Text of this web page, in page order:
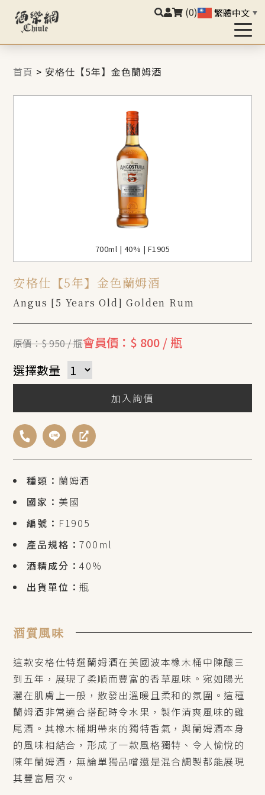
(0) 繁體中文 ▼
首頁 > 安格仕【5年】金色蘭姆酒
700ml | 40% | F1905
安格仕【5年】金色蘭姆酒
Angus [5 Years Old] Golden Rum
種類： 蘭姆酒
國家： 美國
編號： F1905
產品規格：700ml
酒精成分：40%
出貨單位：瓶
原價：$ 950 / 瓶會員價：$ 800 / 瓶
選擇數量
加入詢價
酒質風味
這款安格仕特選蘭姆酒在美國波本橡木桶中陳釀三
到五年，展現了柔順而豐富的香草風味。宛如陽光
灑在肌膚上一般，散發出溫暖且柔和的氛圍。這種
蘭姆酒非常適合搭配時令水果，製作清爽風味的雞
尾酒。其橡木桶期帶來的獨特香氣，與蘭姆酒本身
的風味相結合，形成了一款風格獨特、令人愉悅的
陳年蘭姆酒，無論單獨品嚐還是混合調製都能展現
其豐富層次。